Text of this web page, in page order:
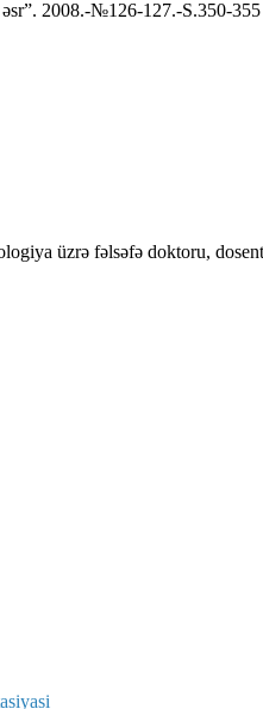
2008.-№126-127.-S.350-355
üzrə fəlsəfə doktoru,